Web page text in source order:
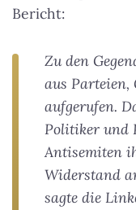
Bericht:
Zu den
aus
aufgerufen.
Politiker und
Antisemiten
Widerstand
sagte die